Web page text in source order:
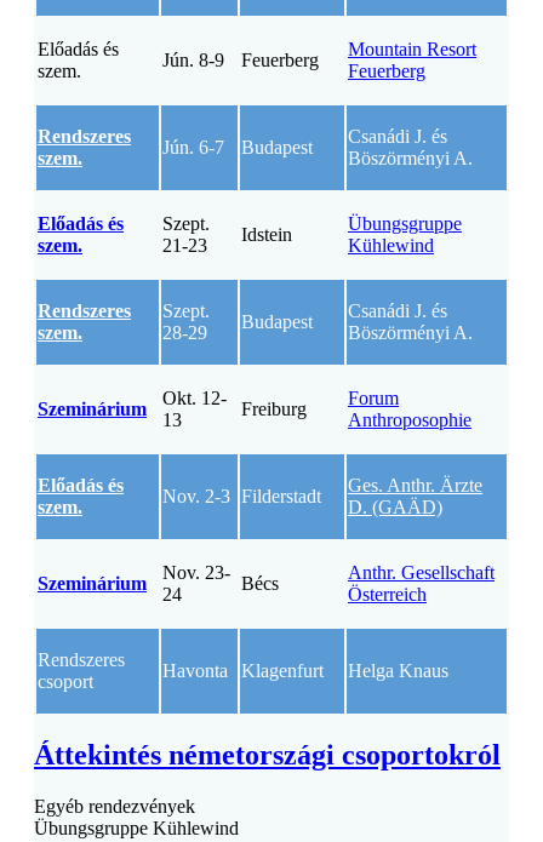
Előadás és
szem.
Jún. 8-9 Feuerberg
Mountain Resort
Feuerberg
Rendszeres
szem.
Jún. 6-7 Budapest
Csanádi J. és
Böszörményi A.
Előadás és
szem.
Szept.
21-23
Idstein
Übungsgruppe
Kühlewind
Rendszeres
szem.
Szept.
28-29
Budapest
Csanádi J. és
Böszörményi A.
Szeminárium
Okt. 12-
13
Freiburg
Forum
Anthroposophie
Előadás és
szem.
Nov. 2-3 Filderstadt
Ges. Anthr. Ärzte
D. (GAÄD)
Szeminárium
Nov. 23-
24
Bécs
Anthr. Gesellschaft
Österreich
Rendszeres
csoport
Havonta Klagenfurt Helga Knaus
Áttekintés németországi csoportokról
Egyéb rendezvények
Übungsgruppe Kühlewind